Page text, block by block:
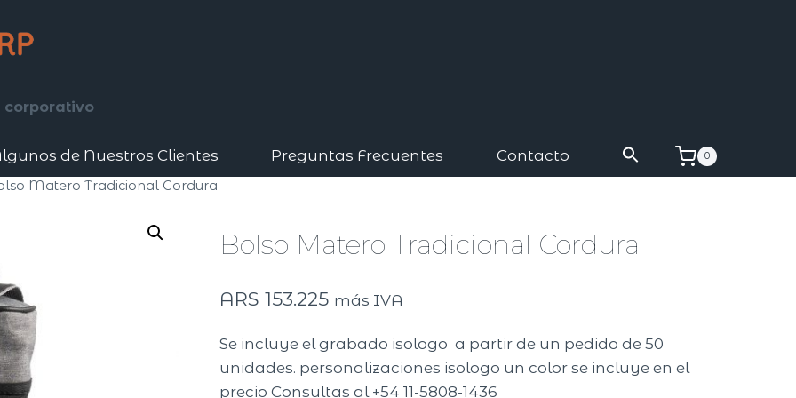
corporativo
de Nuestros Clientes Preguntas Frecuentes Contacto 0
Matero Tradicional Cordura
Bolso Matero Tradicional Cordura
ARS 153.225 más IVA
Se incluye el grabado isologo a partir de un pedido de 50
unidades. personalizaciones isologo un color se incluye en el
precio Consultas al +54 11-5808-1436